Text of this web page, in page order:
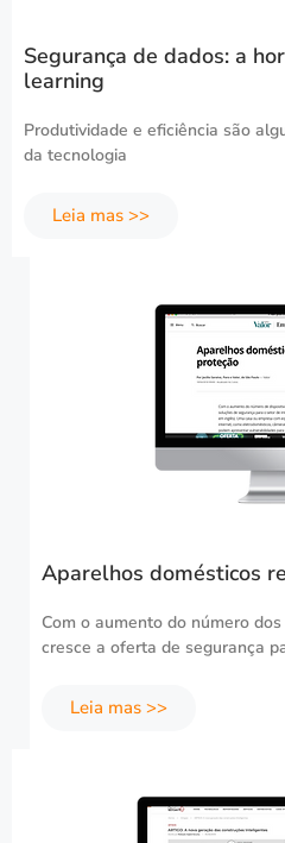
Segurança de dados: a
learning
Produtividade e eficiência são
da tecnologia
Leia mas >>
Aparelhos domésticos
Com o aumento do número
cresce a oferta de segurança
Leia mas >>